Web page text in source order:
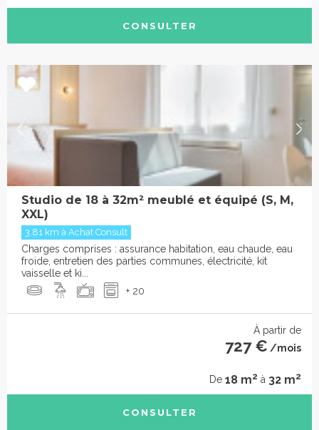
CONSULTER
Studio de 18 à 32m² meublé et équipé (S, M,
XXL)
3.81 km à Achat Consult
Charges comprises : assurance habitation, eau chaude, eau
froide, entretien des parties communes, électricité, kit
vaisselle et ki...
+ 20
À partir de
727 € /mois
De 18 m2 à 32 m2
CONSULTER